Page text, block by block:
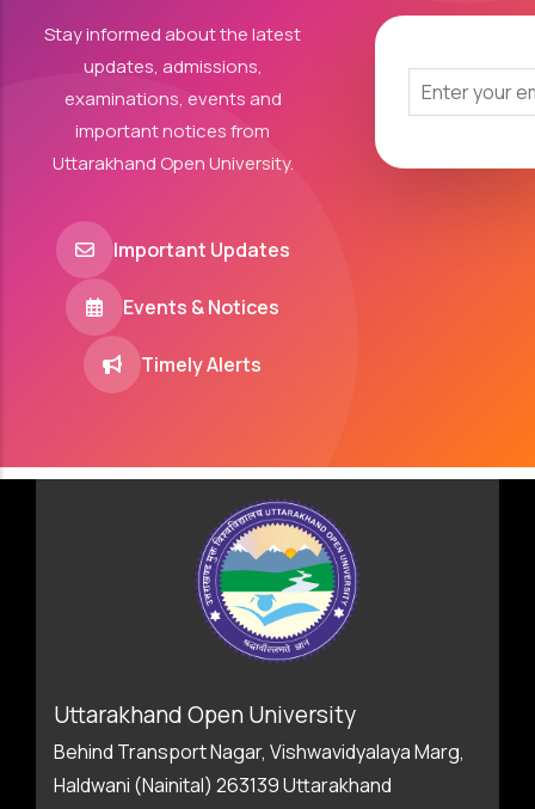
Stay informed about the latest
updates, admissions,
examinations, events and
important notices from
Uttarakhand Open University.
Important Updates
Events & Notices
Timely Alerts
Uttarakhand Open University
Behind Transport Nagar, Vishwavidyalaya Marg,
Haldwani (Nainital) 263139 Uttarakhand